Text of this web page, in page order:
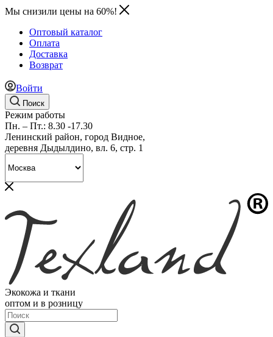
Мы снизили цены на 60%!
Оптовый каталог
Оплата
Доставка
Возврат
Войти
Поиск
Режим работы
Пн. – Пт.: 8.30 -17.30
Ленинский район, город Видное,
деревня Дыдылдино, вл. 6, стр. 1
Экокожа и ткани
оптом и в розницу